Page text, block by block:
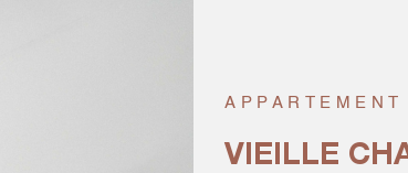
APPARTEMENT
VIEILLE